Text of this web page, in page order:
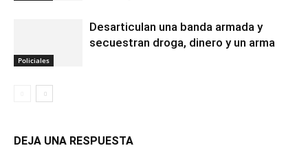
Policiales
Desarticulan una banda armada y
secuestran droga, dinero y un arma
DEJA UNA RESPUESTA